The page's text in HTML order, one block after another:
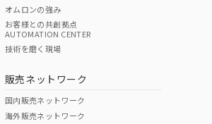
O
オムロンの強み
お客様との共創拠点
AUTOMATION CENTER
技術を磨く現場
販売ネットワーク
国内販売ネットワーク
海外販売ネットワーク